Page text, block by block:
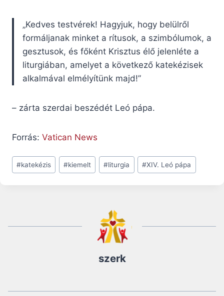
„Kedves testvérek! Hagyjuk, hogy belülről
formáljanak minket a rítusok, a szimbólumok, a
gesztusok, és főként Krisztus élő jelenléte a
liturgiában, amelyet a következő katekézisek
alkalmával elmélyítünk majd!”
– zárta szerdai beszédét Leó pápa.
Forrás: Vatican News
Post
Tags:
#katekézis #kiemelt #liturgia #XIV. Leó pápa
szerk